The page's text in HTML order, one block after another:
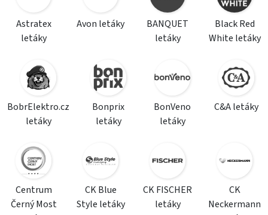
Astratex
letáky
Avon letáky
BANQUET
letáky
Black Red
White letáky
BobrElektro.cz
letáky
Bonprix
letáky
BonVeno
letáky
C&A letáky
Centrum
Černý Most
CK Blue
Style letáky
CK FISCHER
letáky
CK
Neckermann